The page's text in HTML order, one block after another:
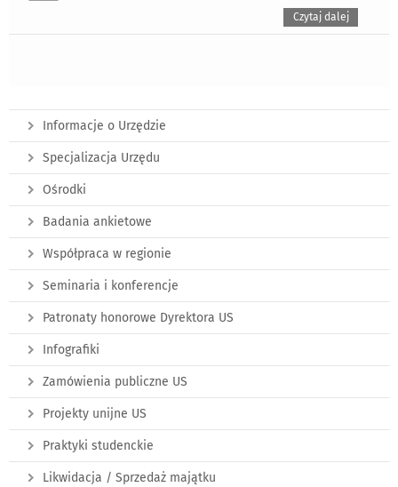
Czytaj dalej
Informacje o Urzędzie
Specjalizacja Urzędu
Ośrodki
Badania ankietowe
Współpraca w regionie
Seminaria i konferencje
Patronaty honorowe Dyrektora US
Infografiki
Zamówienia publiczne US
Projekty unijne US
Praktyki studenckie
Likwidacja / Sprzedaż majątku